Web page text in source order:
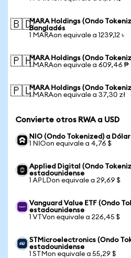
🇧🇩MARA Holdings (Ondo
Bangladés
1 MARAon equivale a 1239,12 ৳
🇵🇭MARA Holdings (Ondo
1 MARAon equivale a 609,46 ₱
🇵🇱MARA Holdings (Ondo
1 MARAon equivale a 37,30 zł
Convierte otros RWA a USD
NIO (Ondo Tokenized) a
1 NIOon equivale a 4,76 $
Applied Digital (Ondo
estadounidense
1 APLDon equivale a 29,69 $
Vanguard Value ETF (Ondo
estadounidense
1 VTVon equivale a 226,45 $
STMicroelectronics (Ondo
estadounidense
1 STMon equivale a 55,29 $